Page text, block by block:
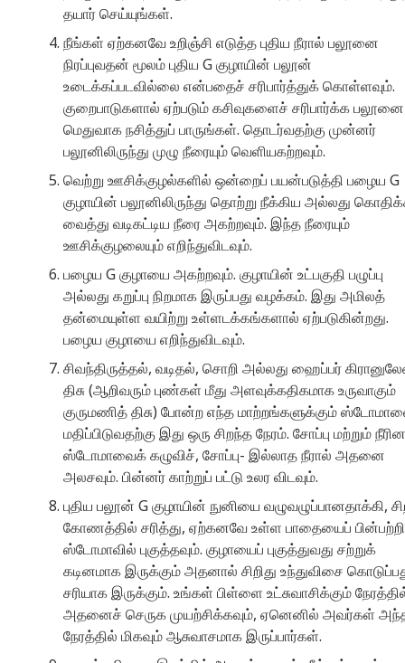
தயார் செய்யுங்கள்.
நீங்கள் ஏற்கனவே உறிஞ்சி எடுத்த புதிய நீரால் பலூனை
நிரப்புவதன் மூலம் புதிய G குழாயின் பலூன்
உடைக்கப்படவில்லை என்பதைச் சரிபார்த்துக் கொள்ளவும்.
குறைபாடுகளால் ஏற்படும் கசிவுகளைச் சரிபார்க்க பலூனை
மெதுவாக நசித்துப் பாருங்கள். தொடர்வதற்கு முன்னர்
பலூனிலிருந்து முழு நீரையும் வெளியகற்றவும்.
வெற்று ஊசிக்குழல்களில் ஒன்றைப் பயன்படுத்தி பழைய G
குழாயின் பலூனிலிருந்து தொற்று நீக்கிய அல்லது
வைத்து வடிகட்டிய நீரை அகற்றவும். இந்த நீரையும்
ஊசிக்குழலையும் எறிந்துவிடவும்.
பழைய G குழாயை அகற்றவும். குழாயின் உட்பகுதி பழுப்பு
அல்லது கறுப்பு நிறமாக இருப்பது வழக்கம். இது அமிலத்
தன்மையுள்ள வயிற்று உள்ளடக்கங்களால் ஏற்படுகின்றது.
பழைய குழாயை எறிந்துவிடவும்.
சிவந்திருத்தல், வடிதல், சொறி அல்லது ஹைப்பர்
திசு (ஆறிவரும் புண்கள் மீது அளவுக்கதிகமாக உருவாகும்
குருமணித் திசு) போன்ற எந்த மாற்றங்களுக்கும்
மதிப்பிடுவதற்கு இது ஒரு சிறந்த நேரம். சோப்பு மற்றும்
ஸ்டோமாவைக் கழுவிச், சோப்பு- இல்லாத நீரால் அதனை
அலசவும். பின்னர் காற்றுப் பட்டு உலர விடவும்.
புதிய பலூன் G குழாயின் நுனியை வழுவழுப்பானதாக்கி,
கோணத்தில் சரித்து, ஏற்கனவே உள்ள பாதையைப் பின்பற்றி
ஸ்டோமாவில் புகுத்தவும். குழாயைப் புகுத்துவது சற்றுக்
கடினமாக இருக்கும் அதனால் சிறிது உந்துவிசை
சரியாக இருக்கும். உங்கள் பிள்ளை உட்சுவாசிக்கும்
அதனைச் செருக முயற்சிக்கவும், ஏனெனில் அவர்கள்
நேரத்தில் மிகவும் ஆசுவாசமாக இருப்பார்கள்.